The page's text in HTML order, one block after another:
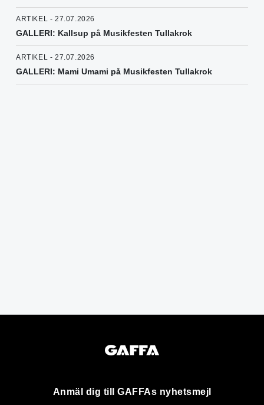
ARTIKEL - 27.07.2026
GALLERI: Kallsup på Musikfesten Tullakrok
ARTIKEL - 27.07.2026
GALLERI: Mami Umami på Musikfesten Tullakrok
Anmäl dig till GAFFAs nyhetsmejl